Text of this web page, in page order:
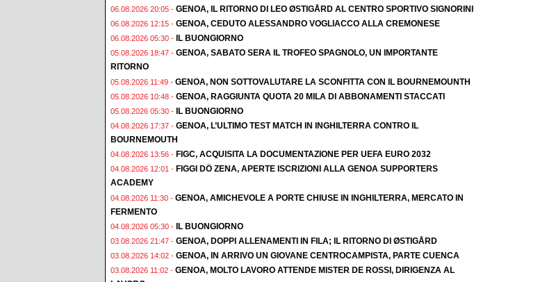
06.08.2026 20:05 - GENOA, IL RITORNO DI LEO ØSTIGÅRD AL CENTRO SPORTIVO SIGNORINI
06.08.2026 12:15 - GENOA, CEDUTO ALESSANDRO VOGLIACCO ALLA CREMONESE
06.08.2026 05:30 - IL BUONGIORNO
05.08.2026 18:47 - GENOA, SABATO SERA IL TROFEO SPAGNOLO, UN IMPORTANTE
RITORNO
05.08.2026 11:49 - GENOA, NON SOTTOVALUTARE LA SCONFITTA CON IL BOURNEMOUNTH
05.08.2026 10:48 - GENOA, RAGGIUNTA QUOTA 20 MILA DI ABBONAMENTI STACCATI
05.08.2026 05:30 - IL BUONGIORNO
04.08.2026 17:37 - GENOA, L’ULTIMO TEST MATCH IN INGHILTERRA CONTRO IL
BOURNEMOUTH
04.08.2026 13:56 - FIGC, ACQUISITA LA DOCUMENTAZIONE PER UEFA EURO 2032
04.08.2026 12:01 - FIGGI DÖ ZENA, APERTE ISCRIZIONI ALLA GENOA SUPPORTERS
ACADEMY
04.08.2026 11:30 - GENOA, AMICHEVOLE A PORTE CHIUSE IN INGHILTERRA, MERCATO IN
FERMENTO
04.08.2026 05:30 - IL BUONGIORNO
03.08.2026 21:47 - GENOA, DOPPI ALLENAMENTI IN FILA; IL RITORNO DI ØSTIGÅRD
03.08.2026 14:02 - GENOA, IN ARRIVO UN GIOVANE CENTROCAMPISTA, PARTE CUENCA
03.08.2026 11:02 - GENOA, MOLTO LAVORO ATTENDE MISTER DE ROSSI, DIRIGENZA AL